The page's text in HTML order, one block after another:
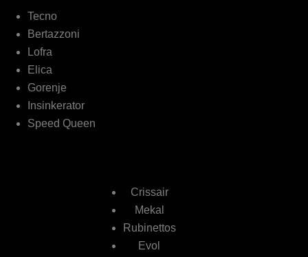
Tecno
Bertazzoni
Lofra
Elica
Gorenje
Insinkerator
Speed Queen
Crissair
Mekal
Rubinettos
Evol